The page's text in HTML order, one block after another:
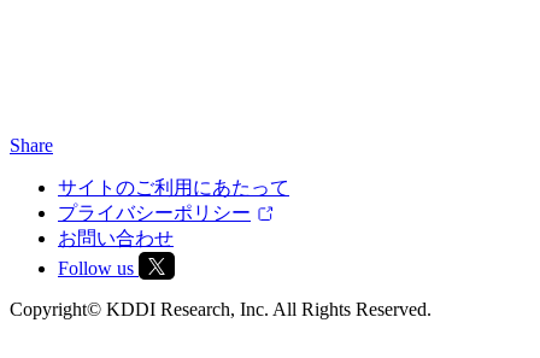
Share
サイトのご利用にあたって
プライバシーポリシー
お問い合わせ
Follow us
Copyright© KDDI Research, Inc. All Rights Reserved.